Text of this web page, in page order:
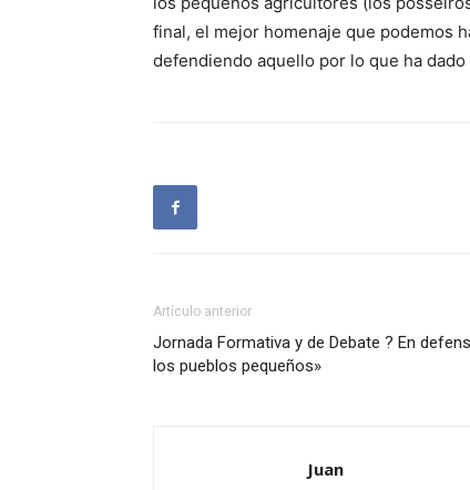
final, el mejor homenaje que podemos
defendiendo aquello por lo que ha dado
Artículo anterior
Jornada Formativa y de Debate ? En
los pueblos pequeños»
Juan